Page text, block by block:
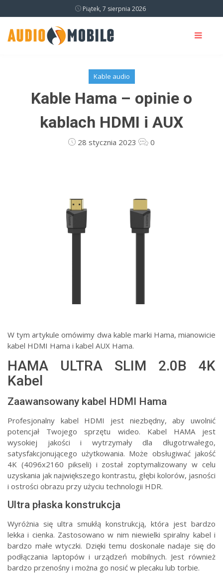
Piątek, 7 sierpnia 2026
Kable audio
Kable Hama – opinie o
kablach HDMI i AUX
28 stycznia 2023 0
W tym artykule omówimy dwa kable marki Hama, mianowicie
kabel HDMI Hama i kabel AUX Hama.
HAMA ULTRA SLIM 2.0B 4K
Kabel
Zaawansowany kabel HDMI Hama
Profesjonalny kabel HDMI jest niezbędny, aby uwolnić
potencjał Twojego sprzętu wideo. Kabel HAMA jest
wysokiej jakości i wytrzymały dla długotrwałego,
satysfakcjonującego użytkowania. Może obsługiwać jakość
4K (4096x2160 pikseli) i został zoptymalizowany w celu
uzyskania jak największego kontrastu, głębi kolorów, jasności
i ostrości obrazu przy użyciu technologii HDR.
Ultra płaska konstrukcja
Wyróżnia się ultra smukłą konstrukcją, która jest bardzo
lekka i cienka. Zastosowano w nim niewielki spiralny kabel i
bardzo małe wtyczki. Dzięki temu doskonale nadaje się do
podłączania laptopów i urządzeń mobilnych. Jest również
bardzo przenośny i można go nosić w plecaku lub torbie.